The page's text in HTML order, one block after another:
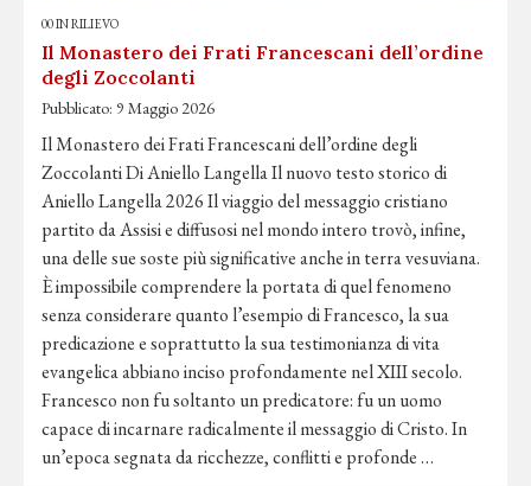
00 IN RILIEVO
Il Monastero dei Frati Francescani dell’ordine
degli Zoccolanti
Pubblicato: 9 Maggio 2026
Il Monastero dei Frati Francescani dell’ordine degli
Zoccolanti Di Aniello Langella Il nuovo testo storico di
Aniello Langella 2026 Il viaggio del messaggio cristiano
partito da Assisi e diffusosi nel mondo intero trovò, infine,
una delle sue soste più significative anche in terra vesuviana.
È impossibile comprendere la portata di quel fenomeno
senza considerare quanto l’esempio di Francesco, la sua
predicazione e soprattutto la sua testimonianza di vita
evangelica abbiano inciso profondamente nel XIII secolo.
Francesco non fu soltanto un predicatore: fu un uomo
capace di incarnare radicalmente il messaggio di Cristo. In
un’epoca segnata da ricchezze, conflitti e profonde …